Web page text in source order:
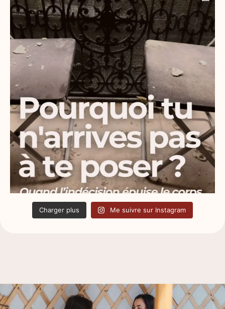
Charger plus Me suivre sur Instagram